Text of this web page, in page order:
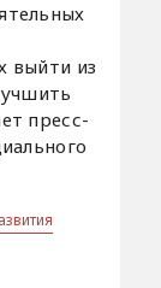
выйти из
пресс-